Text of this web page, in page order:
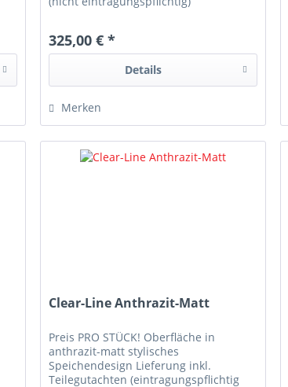
325,00 € *
Details
Merken
Clear-Line Anthrazit-Matt
Preis PRO STÜCK! Oberfläche in
anthrazit-matt stylisches
Speichendesign Lieferung inkl.
Teilegutachten (eintragungspflichtig